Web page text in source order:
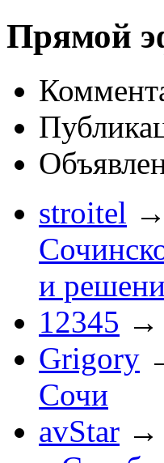
Прямой
stroitel →
и
12345 →
Grigory
Сочи
avStar →